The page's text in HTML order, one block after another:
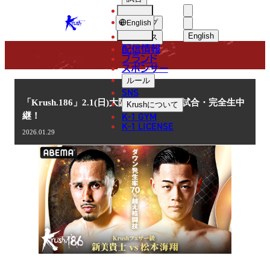
KRUSH English
한국어
中文（繁體
ショップ
ニュース
配信情報
ブランド
スポンサー
ルール
SNS
Krushについて
K-1 GYM
K-1 LICENSE
English
NEWS
ニュース
「Krush.186」2.1(日)大阪 ABEMAで全試合・完全生中
継！
2026.01.29